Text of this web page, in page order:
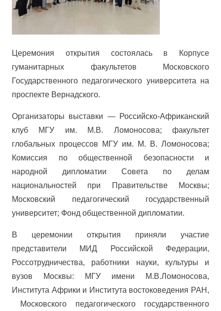
Церемония открытия состоялась в Корпусе
гуманитарных факультетов Московского
Государственного педагогического университета на
проспекте Вернадского.
Организаторы выставки — Российско-Африканский
клуб МГУ им. М.В. Ломоносова; факультет
глобальных процессов МГУ им. М. В. Ломоносова;
Комиссия по общественной безопасности и
народной дипломатии Совета по делам
национальностей при Правительстве Москвы;
Московский педагогический государственный
университет; Фонд общественной дипломатии.
В церемонии открытия приняли участие
представители МИД Российской Федерации,
Россотрудничества, работники науки, культуры и
вузов Москвы: МГУ имени М.В.Ломоносова,
Института Африки и Института востоковедения РАН,
Московского педагогического государственного